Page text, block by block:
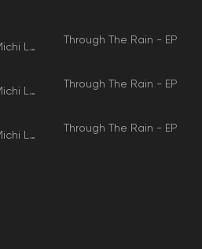
Lange
Through The Rain - EP
Lange
Through The Rain - EP
Lange
Through The Rain - EP